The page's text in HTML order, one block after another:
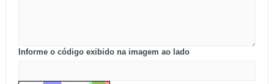
Informe o código exibido na imagem ao lado